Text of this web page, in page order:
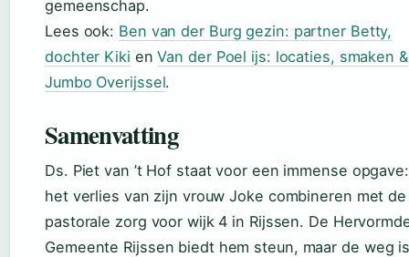
gemeenschap.
Lees ook: Ben van der Burg gezin: partner Betty,
dochter Kiki enVan der Poel ijs: locaties, smaken &
Jumbo Overijssel.
Samenvatting
Ds. Piet van ’t Hof staat voor een immense opgave:
het verlies van zijn vrouw Joke combineren met de
pastorale zorg voor wijk 4 in Rijssen. De
Gemeente Rijssen biedt hem steun, maar de weg